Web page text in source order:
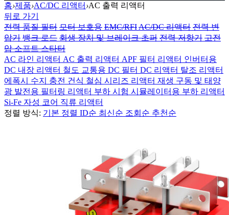
홈›제품›AC/DC 리액터 ›AC 출력 리액터
뒤로 가기
전력 품질 필터 모터 보호용 EMC/RFIAC/DC 리액터 전력 변
압기 뱅크 로드 회생 장치 및 브레이크 초퍼 전력 저항기 고전
압 소프트 스타터
AC 라인 리액터 AC 출력 리액터 APF 필터 리액터 인버터용
DC 내장 리액터 철도 교통용 DC 필터 DC 리액터 탈조 리액터
에폭시 수지 충전 건식 철심 시리즈 리액터 재생 구동 및 태양
광 발전용 필터링 리액터 부하 시험 시뮬레이터용 부하 리액터
Si-Fe 자성 코어 직류 리액터
정렬 방식: 기본 정렬 ID순 최신순 조회순 추천순